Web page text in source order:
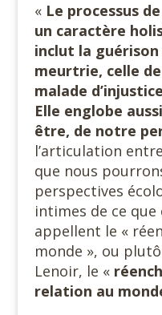
« Le processus
un caractère
inclut la
meurtrie, celle
malade
Elle englobe
être, de notre
l’articulation
que nous
perspectives
intimes de ce
appellent le «
monde », ou
Lenoir, le «
relation au